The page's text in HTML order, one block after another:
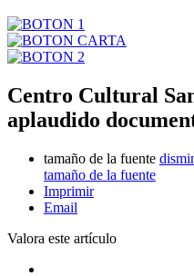
Centro Cultural
aplaudido
tamaño de la fuente
tamaño de la fuente
Imprimir
Email
Valora este artículo